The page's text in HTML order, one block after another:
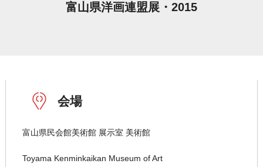
富山県洋画連盟展・2015
会場
富山県民会館美術館 展示室 美術館
Toyama Kenminkaikan Museum of Art